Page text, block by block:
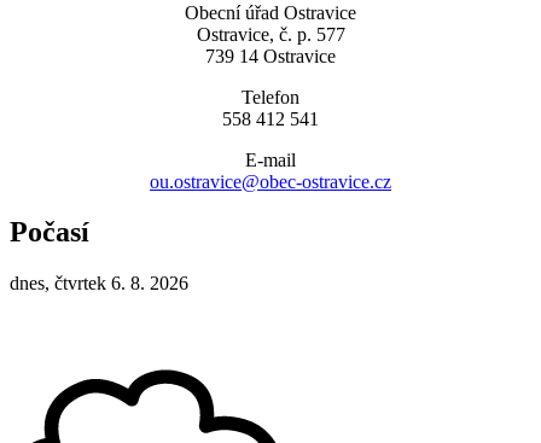
Obecní úřad Ostravice
Ostravice, č. p. 577
739 14 Ostravice
Telefon
558 412 541
E-mail
ou.ostravice@obec-ostravice.cz
Počasí
dnes, čtvrtek 6. 8. 2026